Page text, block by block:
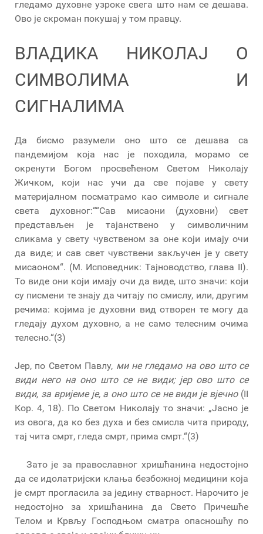
гледамо духовне узроке свега што нам се дешава.
Ово је скроман покушај у том правцу.
ВЛАДИКА НИКОЛАЈ О
СИМВОЛИМА И
СИГНАЛИМА
Да бисмо разумели оно што се дешава са
пандемијом која нас је походила, морамо се
окренути Богом просвећеном Светом Николају
Жичком, који нас учи да све појаве у свету
материјалном посматрамо као символе и сигнале
света духовног:““Сав мисаони (духовни) свет
представљен је тајанствено у символичним
сликама у свету чувственом за оне који имају очи
да виде; и сав свет чувствени закључен је у свету
мисаоном“. (М. Исповедник: Тајноводство, глава II).
То виде они који имају очи да виде, што значи: који
су писмени те знају да читају по смислу, или, другим
речима: којима је духовни вид отворен те могу да
гледају духом духовно, а не само телесним очима
телесно.“(3)
Јер, по Светом Павлу, ми не гледамо на ово што се
види него на оно што се не види; јер ово што се
види, за вријеме је, а оно што се не види је вјечно(II
Кор. 4, 18). По Светом Николају то значи: „Јасно је
из овога, да ко без духа и без смисла чита природу,
тај чита смрт, гледа смрт, прима смрт.“(3)
Зато је за православног хришћанина недостојно
да се идолатријски клања безбожној медицини која
је смрт прогласила за једину стварност. Нарочито је
недостојно за хришћанина да Свето Причешће
Телом и Крвљу Господњом сматра опасношћу по